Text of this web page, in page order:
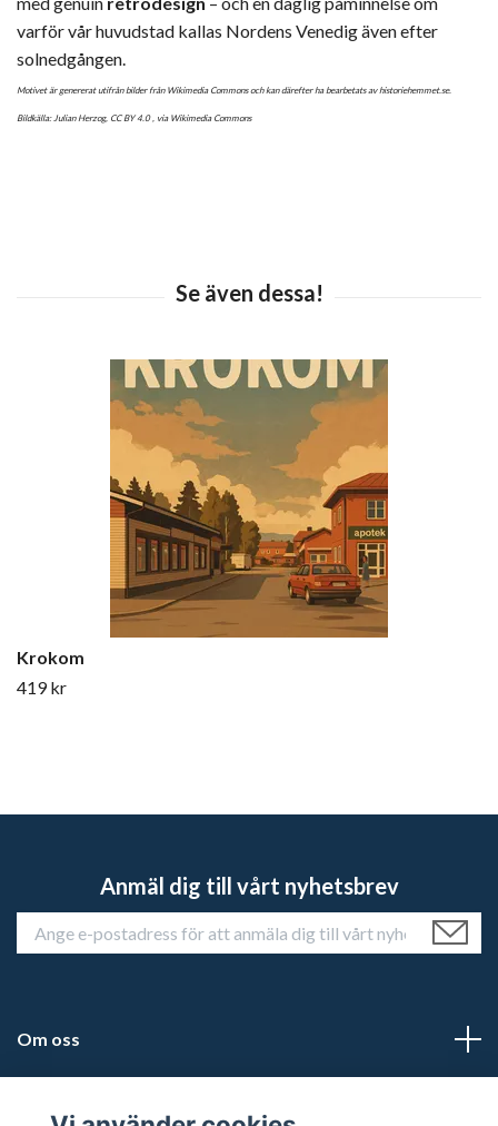
varför vår huvudstad kallas Nordens Venedig även efter
solnedgången.
Motivet är genererat utifrån bilder från Wikimedia Commons och kan därefter ha bearbetats av historiehemmet.se.
Bildkälla: Julian Herzog, CC BY 4.0, via Wikimedia Commons
Krokom
419 kr
Anmäl dig till vårt nyhetsbrev
Om oss